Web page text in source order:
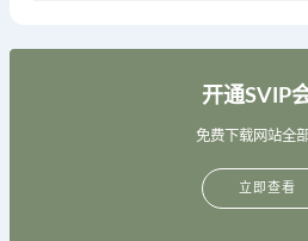
开通SVIP
免费下载网站全
立即查看